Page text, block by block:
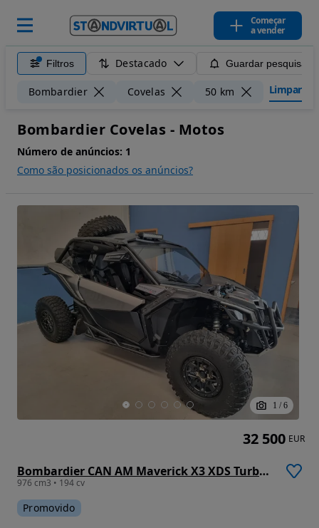
Começar
a vender
Filtros Destacado Guardar pesquisa
Bombardier Covelas 50 km Limpar
Bombardier Covelas - Motos
Número de anúncios: 1
Como são posicionados os anúncios?
1 / 6
Bombardier CAN AM Maverick X3 XDS Turbo R
976 cm3 • 194 cv
Promovido
32 500 EUR